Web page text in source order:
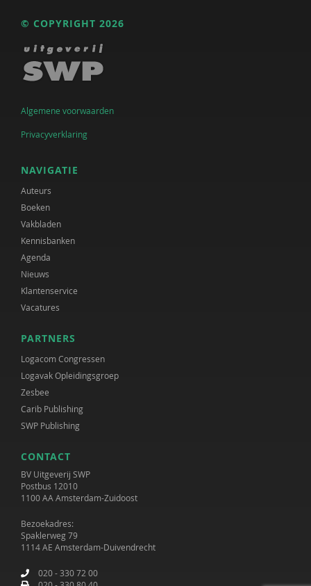
© COPYRIGHT 2026
Algemene voorwaarden
Privacyverklaring
NAVIGATIE
Auteurs
Boeken
Vakbladen
Kennisbanken
Agenda
Nieuws
Klantenservice
Vacatures
PARTNERS
Logacom Congressen
Logavak Opleidingsgroep
Zesbee
Carib Publishing
SWP Publishing
CONTACT
BV Uitgeverij SWP
Postbus 12010
1100 AA Amsterdam-Zuidoost
Bezoekadres:
Spaklerweg 79
1114 AE Amsterdam-Duivendrecht
020 - 330 72 00